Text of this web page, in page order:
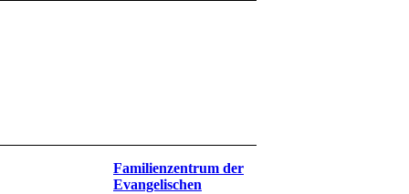
Familienzentrum der
Evangelischen